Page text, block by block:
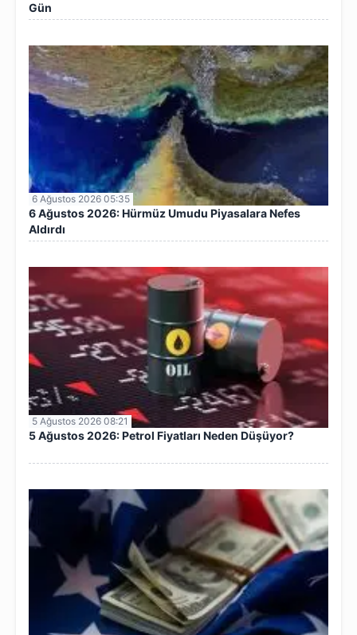
Gün
6 Ağustos 2026 05:35
6 Ağustos 2026: Hürmüz Umudu Piyasalara Nefes
Aldırdı
5 Ağustos 2026 08:21
5 Ağustos 2026: Petrol Fiyatları Neden Düşüyor?